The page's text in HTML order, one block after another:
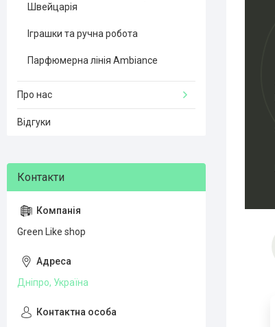
Швейцарія
Іграшки та ручна робота
Парфюмерна лінія Ambiance
Про нас
Відгуки
Green Like shop
Дніпро, Україна